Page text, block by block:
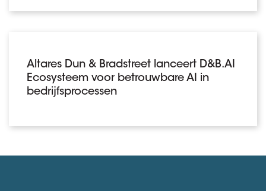
Altares Dun & Bradstreet lanceert D&B.AI
Ecosysteem voor betrouwbare AI in
bedrijfsprocessen